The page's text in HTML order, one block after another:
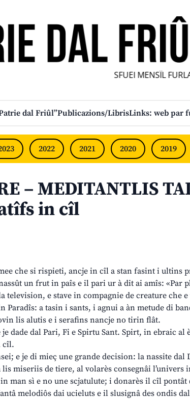
SFUEI MENSÎL
dal Friûl”Publicazions/LibrisLinks: web par
2022 2021 2020 2019
– MEDITANTLIS
in cîl
che si rispieti, ancje in cîl a stan fasint i ultins
un frut in paîs e il pari ur à dit ai amîs: «Par
television, e stave in compagnie de creature che
Paradîs: a tasin i sants, i agnui a àn metude di
lis alutis e i serafins nancje no tirin flât.
je dade dal Pari, Fi e Spirtu Sant. Spirt, in ebraic
cîl.
e je di mieç une grande decision: la nassite
miseriis de tiere, al volarès consegnâi
man sì e no une scjatulute; i donarès il cîl
melodiôs dai ucieluts e il slusignâ des ondis